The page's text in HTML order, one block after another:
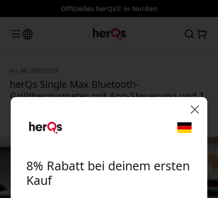
Offizielles herQs® in Norden
Art.-Nr.: HERQS008
herQs Single Max Bluetooth-
Grillthermometer mit App-Steuerung und 1
kabellosem Fühler für Grill und Smoker -
Schwarz
8% Rabatt bei deinem ersten
Kauf